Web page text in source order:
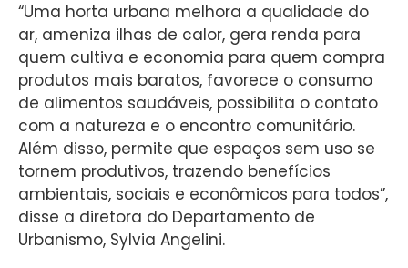
“Uma horta urbana melhora a qualidade do
ar, ameniza ilhas de calor, gera renda para
quem cultiva e economia para quem compra
produtos mais baratos, favorece o consumo
de alimentos saudáveis, possibilita o contato
com a natureza e o encontro comunitário.
Além disso, permite que espaços sem uso se
tornem produtivos, trazendo benefícios
ambientais, sociais e econômicos para todos”,
disse a diretora do Departamento de
Urbanismo, Sylvia Angelini.